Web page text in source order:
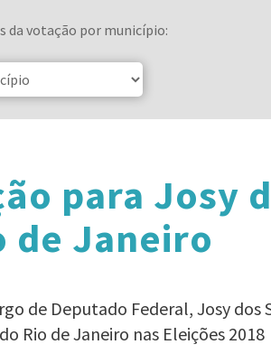
da votação por município:
para Josy
de Janeiro
de Deputado Federal, Josy dos
Rio de Janeiro nas Eleições 2018